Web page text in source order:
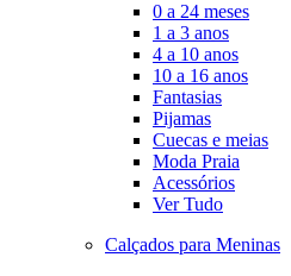
0 a 24 meses
1 a 3 anos
4 a 10 anos
10 a 16 anos
Fantasias
Pijamas
Cuecas e meias
Moda Praia
Acessórios
Ver Tudo
Calçados para Meninas